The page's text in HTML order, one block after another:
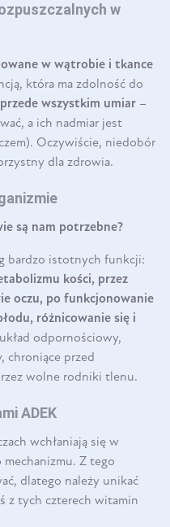
w
w wątrobie i tkance
która ma zdolność do
wszystkim umiar –
a ich nadmiar jest
Oczywiście, niedobór
dla zdrowia.
są nam potrzebne?
bardzo istotnych funkcji:
kości, przez
oczu, po funkcjonowanie
różnicowanie się i
odpornościowy,
chroniące przed
wolne rodniki tlenu.
ADEK
wchłaniają się w
mechanizmu. Z tego
dlatego należy unikać
z tych czterech witamin